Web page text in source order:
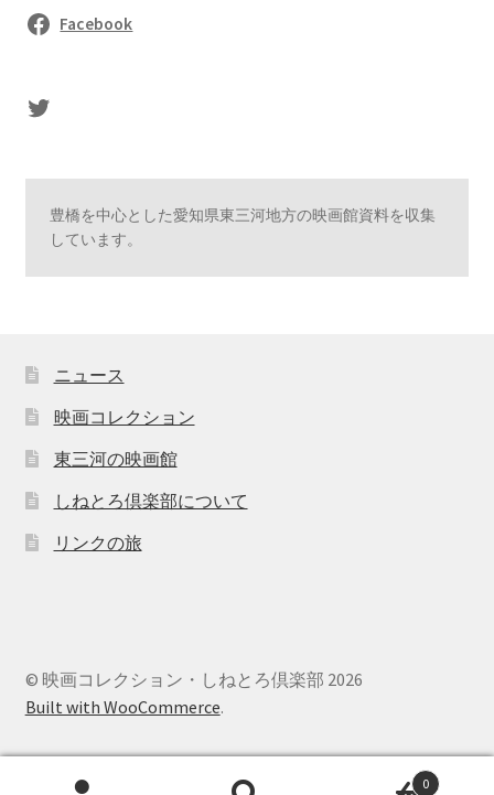
Facebook
sasaki's Twitter
豊橋を中心とした愛知県東三河地方の映画館資料を収集
しています。
ニュース
映画コレクション
東三河の映画館
しねとろ倶楽部について
リンクの旅
© 映画コレクション・しねとろ倶楽部 2026
Built with WooCommerce.
0